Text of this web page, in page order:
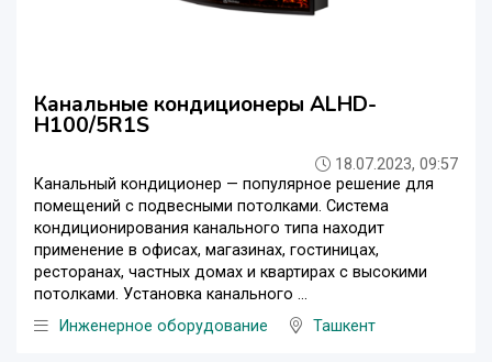
Канальные кондиционеры ALHD-
H100/5R1S
18.07.2023, 09:57
Канальный кондиционер — популярное решение для
помещений с подвесными потолками. Система
кондиционирования канального типа находит
применение в офисах, магазинах, гостиницах,
ресторанах, частных домах и квартирах с высокими
потолками. Установка канального ...
Инженерное оборудование
Ташкент